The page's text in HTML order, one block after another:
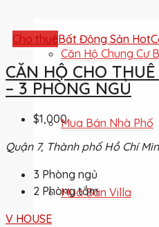
Căn Hộ Chung Cư
Mua Bán Nhà Phố
Mua Bán Villa
Cho thuêBất Động Sản Hot
CĂN HỘ CHO
– 3 PHÒNG NGỦ
$1,000
Quận 7, Thành phố Hồ Chí
3 Phòng ngủ
2 Phòng tắm
V HOUSE